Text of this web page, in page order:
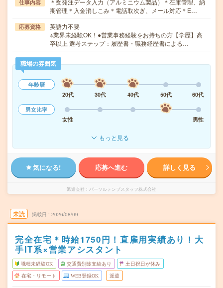
仕事内容
＊受発注データ入力（アルミニウム製品）＊在庫管理、納
期管理＊入金消しこみ＊電話取次ぎ、メール対応＊E…
応募資格
英語力不要
※業界未経験OK！●営業事務経験をお持ちの方【学歴】高
卒以上 選考ステップ：履歴書・職務経歴書による…
職場の雰囲気
年齢層
20代
30代 40代 50代
60代
男女比率
女性
男性
もっと見る
気になる! 応募へ進む 詳しく見る
派遣会社 パーソルテンプスタッフ株式会社
未読 掲載日 2026/08/09
完全在宅＊時給1750円！直雇用実績あり！大
手IT系×営業アシスタント
職種未経験OK 交通費別途支給あり 土日祝日が休み
在宅・リモート WEB登録OK 派遣